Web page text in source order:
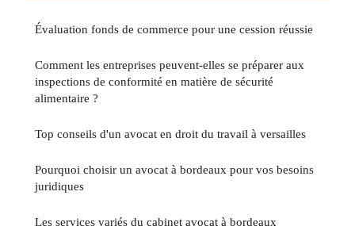
Évaluation fonds de commerce pour une cession réussie
Comment les entreprises peuvent-elles se préparer aux
inspections de conformité en matière de sécurité
alimentaire ?
Top conseils d'un avocat en droit du travail à versailles
Pourquoi choisir un avocat à bordeaux pour vos besoins
juridiques
Les services variés du cabinet avocat à bordeaux